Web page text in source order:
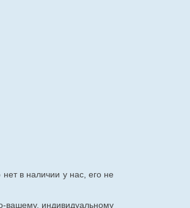
в наличии у нас, его не
вашему, индивидуальному